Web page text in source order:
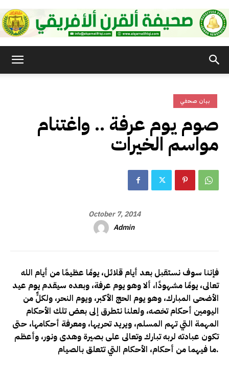
الأفريقي
بيان صحفي
صوم يوم عرفة .. واغتنام
مواسم الخيرات
October 7, 2014
Admin
فإننا سوف نستقبل بعد أيام قلائل، يومًا عظيمًا من أيام الله
تعالى، يومًا مشهودًا، ألا وهو يوم عرفة، وبعده سيقدم يوم عيد
الأضحى المبارك، وهو يوم الحج الأكبر، ويوم النحر، ولكلٍّ من
اليومين أحكام تخصه، ولعلنا نتطرق إلى بعض تلك الأحكام
المهمة التي تهم المسلم، ويريد تحريها، ومعرفة أحكامها، حتى
تكون عبادته لربه تبارك وتعالى على بصيرة وهدى ونور، وأعظم
ما فيهما من أحكام، الأحكام التي تتعلق بالصيام.